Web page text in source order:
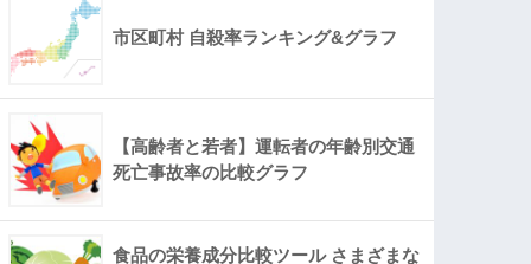
市区町村 自殺率ランキング&グラフ
【高齢者と若者】運転者の年齢別交通
死亡事故率の比較グラフ
食品の栄養成分比較ツール さまざまな